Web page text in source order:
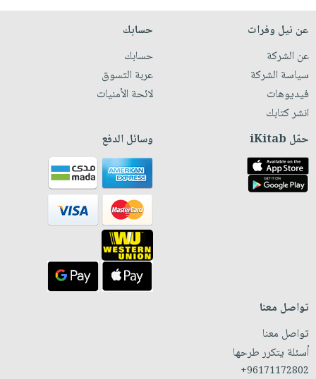
عن نيل وفرات
عن الشركة
سياسة الشركة
فيديوهات
انشر كتابك
حسابك
حسابك
عربة التسوق
لائحة الأمنيات
حمّل iKitab وسائل الدفع
تواصل معنا
تواصل معنا
أسئلة يتكرر طرحها
+96171172802